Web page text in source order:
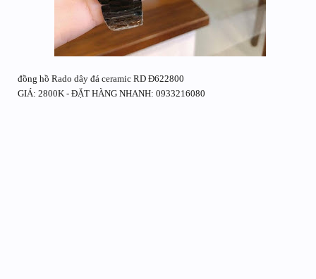
đồng hồ Rado dây đá ceramic RD Đ622800
GIÁ: 2800K - ĐẶT HÀNG NHANH: 0933216080